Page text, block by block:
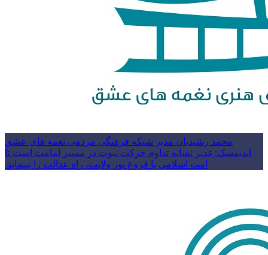
محمد رشیدیان مدیر شبکه فرهنگی مردمی نغمه های عشق
اندیمشک: غدیر نشانه تداوم حرکت نبوت در مسیر امامت است تا
امت اسلامی با فروغ نور ولایت، راه عدالت را بپیماید.